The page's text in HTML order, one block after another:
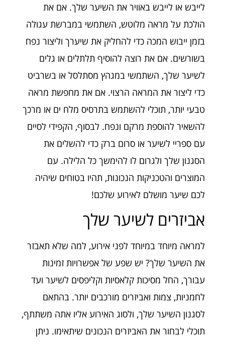
לייבש או לייבש באוויר את השיער שלך. אם את
הולכת על מראה מלוטש, השתמשי במברשת עגולה
בזמן ייבוש המכה כדי להחליק את שיערך וליצור נפח
בשורשים. אם את רוצה להוסיף תלתלים או גלים
לשיער שלך, השתמשי במגהץ מסתלסל או בשרביט
כדי ליצור את המראה הרצוי. אם את מחפשת מראה
טבעי יותר, תוכלי להשתמש בתרסיס מלח ים או מרכך
להשאיר להוספת מרקם ונפח. לבסוף, הקפידי לסיים
עם ספריי לשיער או סרום ברק כדי להשלים את
הסגנון שלך ולגרום לו להימשך כל הלילה. עם
המוצרים והטכניקות הנכונות, תהיו בטוחים שיהיה
לכם שיער מושלם לאירוע שלכם!
אביזרים לשיער שלך
למראה מיוחד במיוחד לפני אירוע, למה שלא תאבזר
את השיער שלך? יש שפע של אפשרויות זמינות
עבורך, החל מסיכות קלאסיות וקליפסים לשיער ועד
לחמניות, צמות ואביזרים מורכבים יותר. בהתאם
לסגנון השיער שלך, ולסוג האירוע אליו אתה משתתף,
תוכלי לבחור את האביזרים הנכונים שיתאימו. ניתן